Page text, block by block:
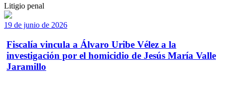
Litigio penal
19 de junio de 2026
Fiscalía vincula a Álvaro Uribe Vélez a la
investigación por el homicidio de Jesús María Valle
Jaramillo